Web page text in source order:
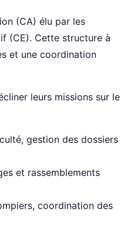
(CA) élu par les
(CE). Cette structure à
et une coordination
leurs missions sur le
gestion des dossiers
et rassemblements
coordination des